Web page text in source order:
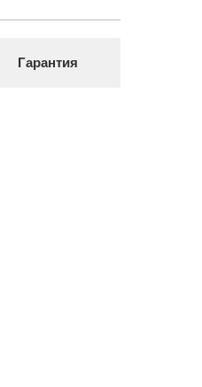
Гарантия